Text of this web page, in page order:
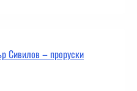
Сивилов – проруски